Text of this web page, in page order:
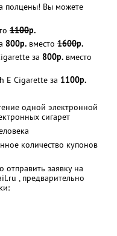
полцены! Вы можете
1100р.
800р. вместо 1600р.
за 800р. вместо
E Cigarette за 1100р.
одной электронной
сигарет
количество купонов
заявку на
, предварительно